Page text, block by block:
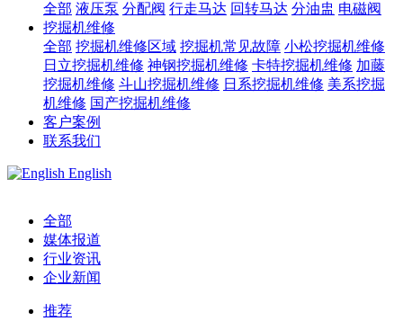
全部 液压泵 分配阀 行走马达 回转马达 分油盅 电磁阀
挖掘机维修
全部 挖掘机维修区域 挖掘机常见故障 小松挖掘机维修
日立挖掘机维修 神钢挖掘机维修 卡特挖掘机维修 加藤
挖掘机维修 斗山挖掘机维修 日系挖掘机维修 美系挖掘
机维修 国产挖掘机维修
客户案例
联系我们
English
全部
媒体报道
行业资讯
企业新闻
推荐